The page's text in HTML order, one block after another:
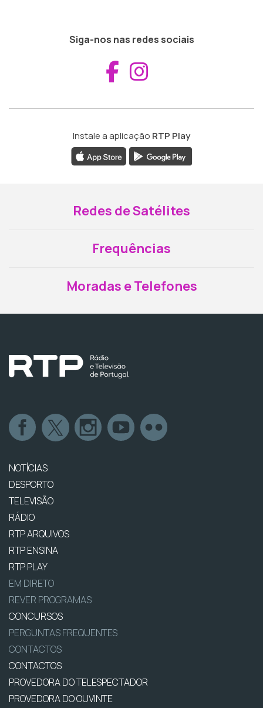
Siga-nos nas redes sociais
Aceder ao
Instale a aplicação RTP Play
Redes de Satélites
Frequências
Moradas e Telefones
NOTÍCIAS
DESPORTO
TELEVISÃO
RÁDIO
RTP ARQUIVOS
RTP ENSINA
RTP PLAY
EM DIRETO
REVER PROGRAMAS
CONCURSOS
PERGUNTAS FREQUENTES
CONTACTOS
CONTACTOS
PROVEDORA DO TELESPECTADOR
PROVEDORA DO OUVINTE